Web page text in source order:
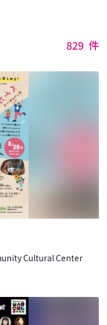
829 件
Cultural Center